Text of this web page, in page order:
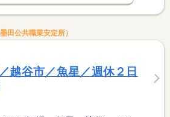
田公共職業安定所）
谷市／魚星／週休２日